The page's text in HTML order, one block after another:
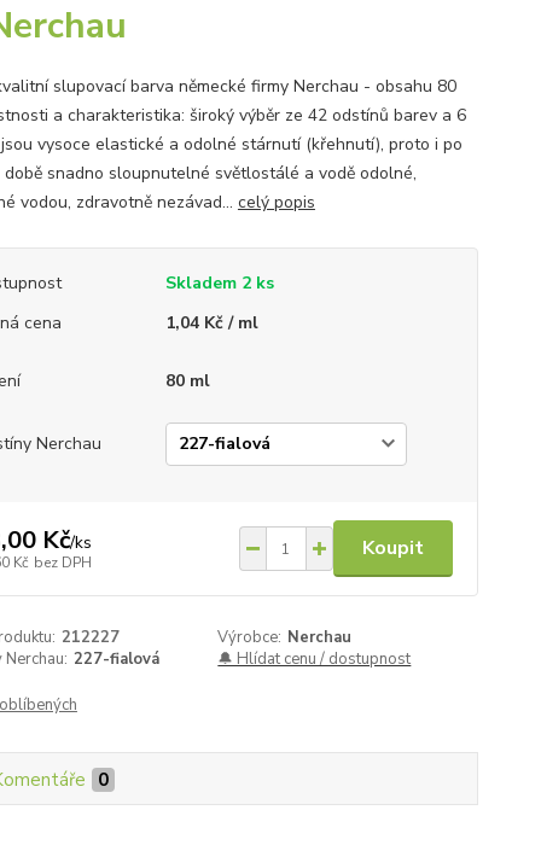
slupovací barva německé firmy Nerchau - obsahu 80
a charakteristika: široký výběr ze 42 odstínů barev a 6
vysoce elastické a odolné stárnutí (křehnutí), proto i po
snadno sloupnutelné světlostálé a vodě odolné,
vodou, zdravotně nezávad... celý popis
Skladem 2 ks
cena
1,04 Kč / ml
80 ml
Nerchau
Kč/ks
Kč bez DPH
Koupit
212227 Výrobce: Nerchau
227-fialová 🔔 Hlídat cenu / dostupnost
0